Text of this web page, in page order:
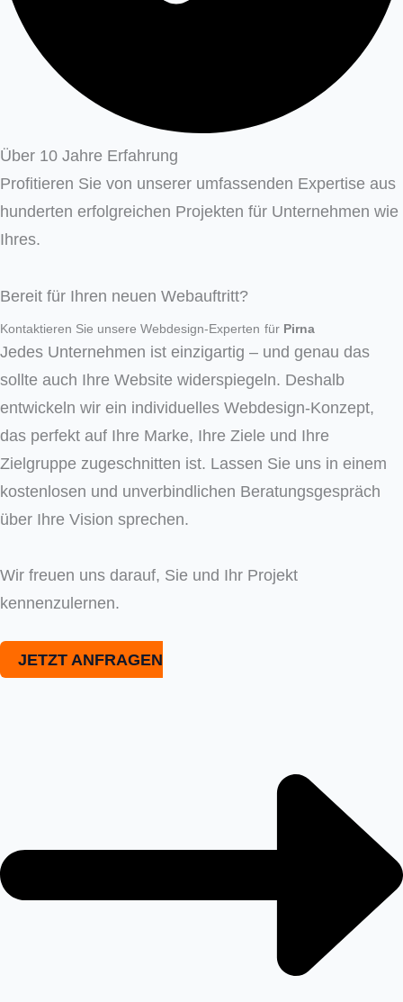
Über 10 Jahre Erfahrung
Profitieren Sie von unserer umfassenden Expertise aus
hunderten erfolgreichen Projekten für Unternehmen wie
Ihres.
Bereit für Ihren neuen Webauftritt?
Kontaktieren Sie unsere Webdesign-Experten für Pirna
Jedes Unternehmen ist einzigartig – und genau das
sollte auch Ihre Website widerspiegeln. Deshalb
entwickeln wir ein individuelles Webdesign-Konzept,
das perfekt auf Ihre Marke, Ihre Ziele und Ihre
Zielgruppe zugeschnitten ist. Lassen Sie uns in einem
kostenlosen und unverbindlichen Beratungsgespräch
über Ihre Vision sprechen.
Wir freuen uns darauf, Sie und Ihr Projekt
kennenzulernen.
JETZT ANFRAGEN